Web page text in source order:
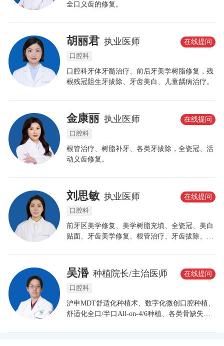
全口义齿的修复。
胡丽君 执业医师
口腔科
口腔科牙体牙髓治疗、前后牙美学树脂修复，残
根残冠阻生牙拔除、牙齿美白、儿童龋病治疗。
在线提问
金康丽 执业医师
口腔科
根管治疗、树脂补牙、各类牙拔除，全瓷冠、活
动义齿修复。
在线提问
刘思敏 执业医师
口腔科
前牙区美学修复、美学树脂充填、全瓷冠、美白
贴面、牙齿美学修复、根管治疗、牙齿拔除、牙
在线提问
吴湣 种植院长/主治医师
口腔科
沪申MDT舒适化种植术、数字化微创口腔种植、
舒适化全口/半口All-on-4/6种植、各类骨缺失种
在线提问